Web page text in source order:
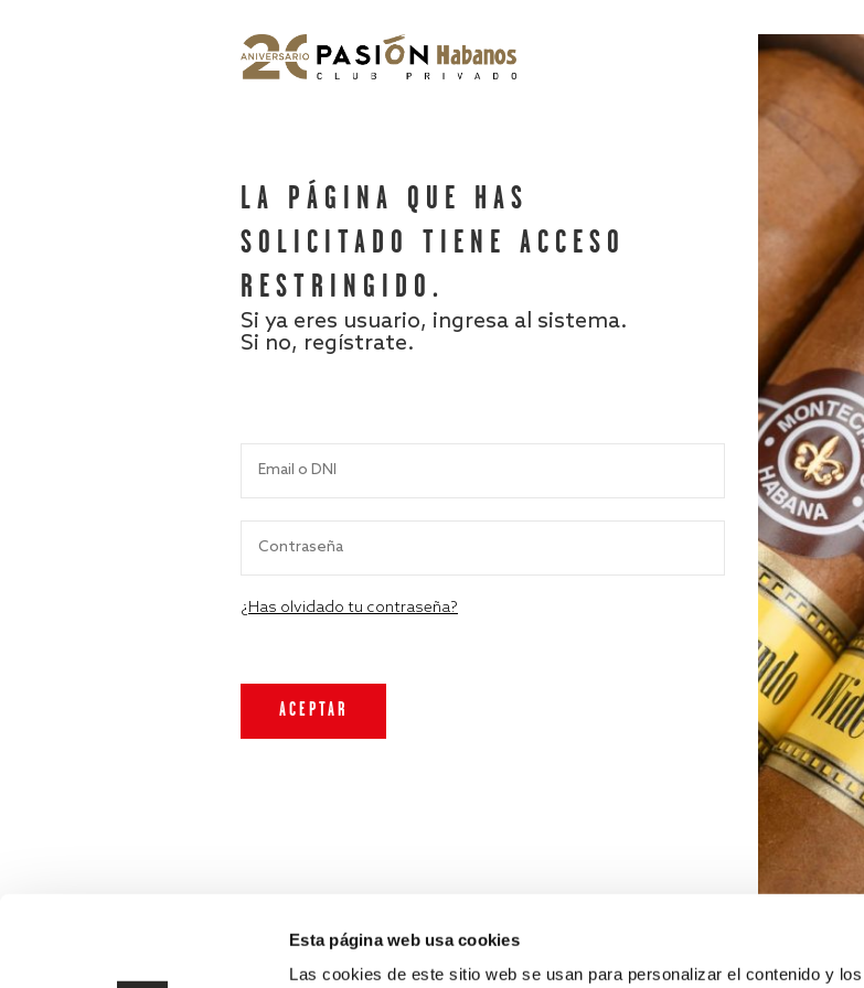
Esta página web usa cookies
Las cookies de este sitio web se usan para personalizar el contenido y
LA PÁGINA QUE HAS
SOLICITADO TIENE ACCESO
RESTRINGIDO.
Si ya eres usuario, ingresa al sistema.
Si no, regístrate.
¿Has olvidado tu contraseña?